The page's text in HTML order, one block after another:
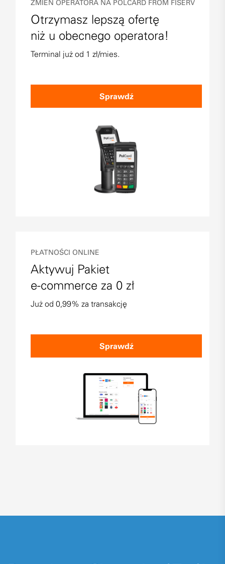
ZMIEŃ OPERATORA NA POLCARD FROM FISERV
Otrzymasz lepszą ofertę
niż u obecnego operatora!
Terminal już od 1 zł/mies.
Sprawdź
PŁATNOŚCI ONLINE
Aktywuj Pakiet
e-commerce za 0 zł
Już od 0,99% za transakcję
Sprawdź